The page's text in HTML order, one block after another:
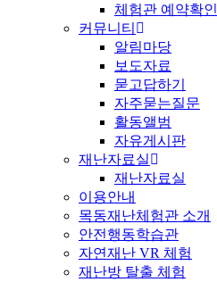
체험관 예약확인
커뮤니티
알림마당
보도자료
묻고답하기
자주묻는질문
활동앨범
자유게시판
재난자료실
재난자료실
이용안내
목동재난체험관 소개
안전행동학습관
자연재난 VR 체험
재난방 탈출 체험